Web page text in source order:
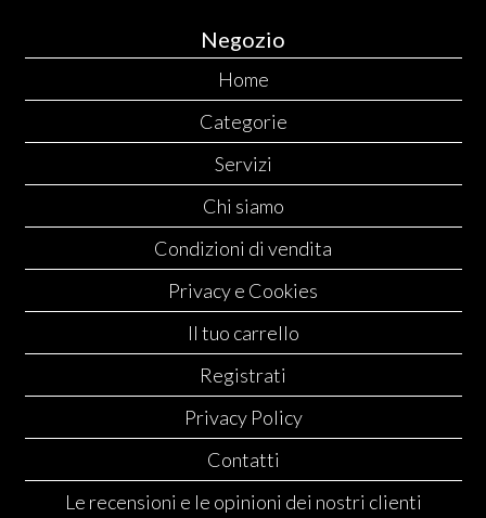
Negozio
Home
Categorie
Servizi
Chi siamo
Condizioni di vendita
Privacy e Cookies
Il tuo carrello
Registrati
Privacy Policy
Contatti
Le recensioni e le opinioni dei nostri clienti